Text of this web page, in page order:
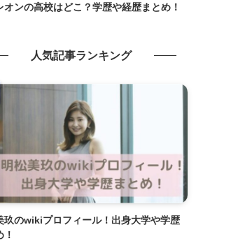
オンの高校はどこ？学歴や経歴まとめ！
人気記事ランキング
玖のwikiプロフィール！出身大学や学歴
！